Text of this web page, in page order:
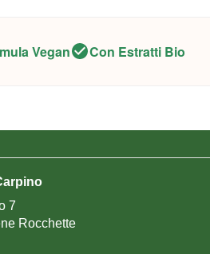
Vegan Con Estratti Bio
7
Rocchette